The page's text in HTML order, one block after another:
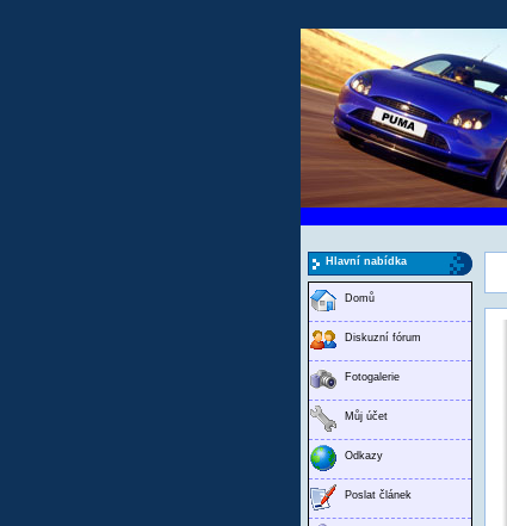
Hlavní nabídka
Domů
Diskuzní fórum
Fotogalerie
Můj účet
Odkazy
Poslat článek